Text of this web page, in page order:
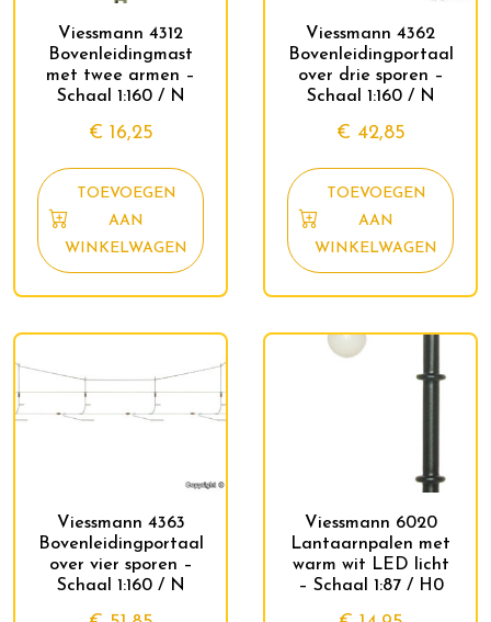
Viessmann 4312
Bovenleidingmast
met twee armen –
Schaal 1:160 / N
€ 16,25
TOEVOEGEN
AAN
WINKELWAGEN
Viessmann 4362
Bovenleidingportaal
over drie sporen –
Schaal 1:160 / N
€ 42,85
TOEVOEGEN
AAN
WINKELWAGEN
Viessmann 4363
Bovenleidingportaal
over vier sporen –
Schaal 1:160 / N
Viessmann 6020
Lantaarnpalen met
warm wit LED licht
– Schaal 1:87 / H0